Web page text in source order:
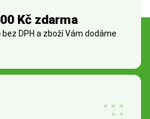
Kč zdarma
DPH a zboží Vám dodáme